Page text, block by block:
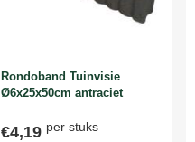
Rondoband Tuinvisie
Ø6x25x50cm antraciet
€4,19 per stuks